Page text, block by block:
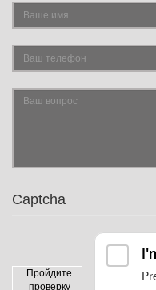
Captcha
Пройдите
проверку